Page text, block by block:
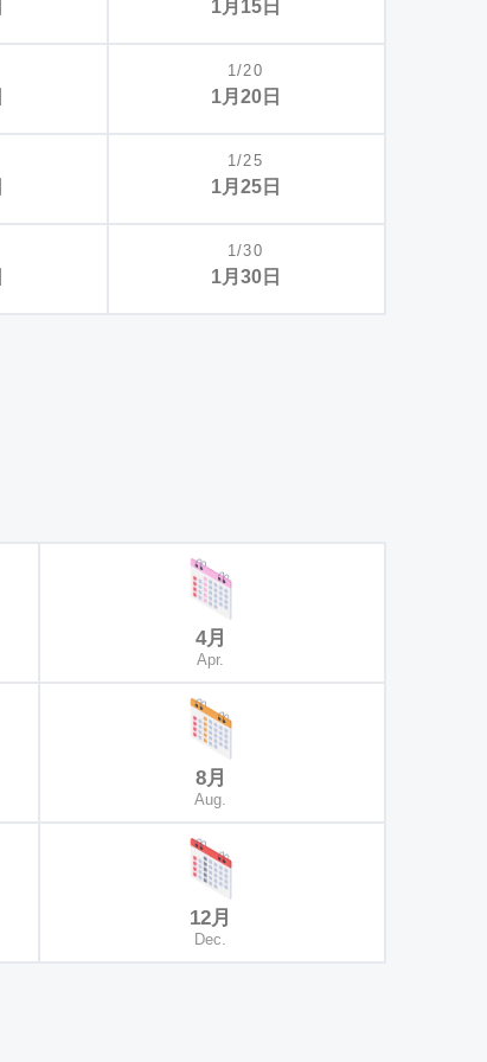
1月15日
1/20
1月20日
1/25
1月25日
1/30
1月30日
4月
Apr.
8月
Aug.
12月
Dec.